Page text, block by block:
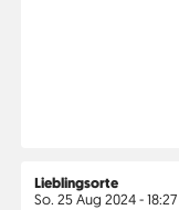
Lieblingsorte
So. 25 Aug 2024 - 18:27